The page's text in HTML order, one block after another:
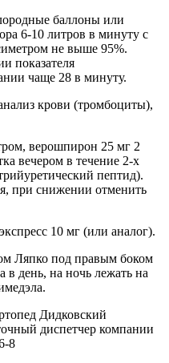
баллоны или
6-10 литров в минуту с
не выше 95%.
показателя
чаще 28 в минуту.
крови (тромбоциты),
верошпирон 25 мг 2
вечером в течение 2-х
пептид).
при снижении отменить
10 мг (или аналог).
Ляпко под правым боком
в день, на ночь лежать на
Дидковский
диспетчер компании
8